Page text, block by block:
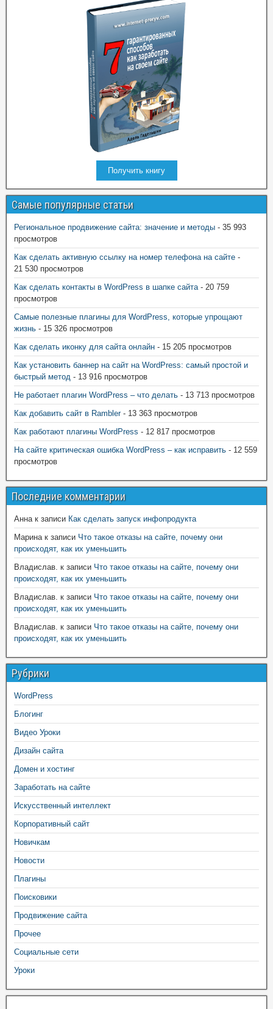
Получить книгу
Самые популярные статьи
Региональное продвижение сайта: значение и методы - 35 993
просмотров
Как сделать активную ссылку на номер телефона на сайте -
21 530 просмотров
Как сделать контакты в WordPress в шапке сайта- 20 759
просмотров
Самые полезные плагины для WordPress, которые упрощают
жизнь - 15 326 просмотров
Как сделать иконку для сайта онлайн - 15 205 просмотров
Как установить баннер на сайт на WordPress: самый простой и
быстрый метод - 13 916 просмотров
Не работает плагин WordPress – что делать - 13 713 просмотров
Как добавить сайт в Rambler- 13 363 просмотров
Как работают плагины WordPress - 12 817 просмотров
На сайте критическая ошибка WordPress – как исправить - 12 559
просмотров
Последние комментарии
Аннак записи Как сделать запуск инфопродукта
Маринак записи Что такое отказы на сайте, почему они
происходят, как их уменьшить
Владислав. к записи Что такое отказы на сайте, почему они
происходят, как их уменьшить
Владислав. к записи Что такое отказы на сайте, почему они
происходят, как их уменьшить
Владислав. к записи Что такое отказы на сайте, почему они
происходят, как их уменьшить
Рубрики
WordPress
Блогинг
Видео Уроки
Дизайн сайта
Домен и хостинг
Заработать на сайте
Искусственный интеллект
Корпоративный сайт
Новичкам
Новости
Плагины
Поисковики
Продвижение сайта
Прочее
Социальные сети
Уроки